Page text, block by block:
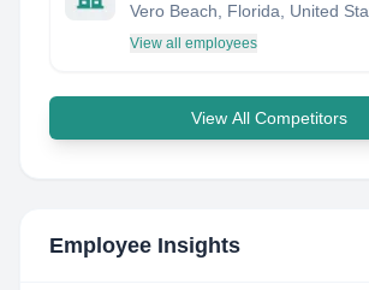
Vero Beach, Florida, United
View all employees
View All Competitors
Employee Insights